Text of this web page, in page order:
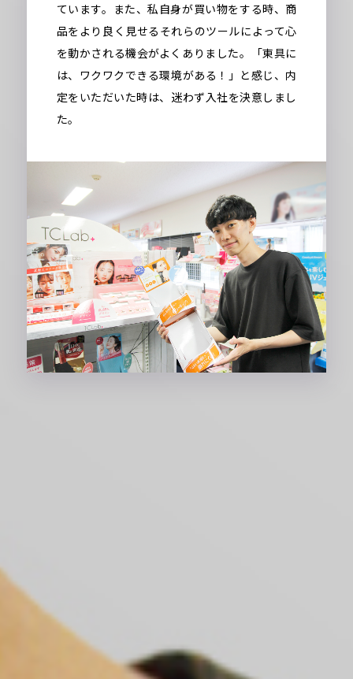
ています。また、私自身が買い物をする時、商
品をより良く見せるそれらのツールによって心
を動かされる機会がよくありました。「東具に
は、ワクワクできる環境がある！」と感じ、内
定をいただいた時は、迷わず入社を決意しまし
た。